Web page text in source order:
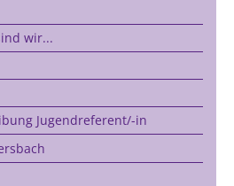
wir...
Jugendreferent/-in